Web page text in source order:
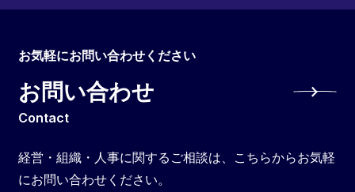
お気軽にお問い合わせください
お問い合わせ
Contact
経営・組織・人事に関するご相談は、こちらからお気軽
にお問い合わせください。